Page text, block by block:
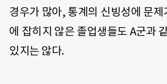
경우가 많아, 통계의 신빙성에 문
에 잡히지 않은 졸업생들도 A군과
있지는 않다.